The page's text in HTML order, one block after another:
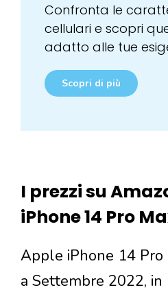
Confronta le
cellulari e scopri
adatto alle tue
Scopri di più
I prezzi su
iPhone 14 Pro
Apple iPhone 14 Pro
a Settembre 2022, in